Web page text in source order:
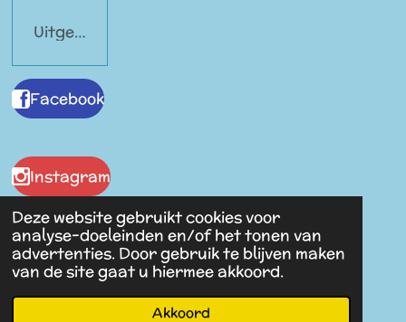
Deze website gebruikt cookies voor
analyse-doeleinden en/of het tonen van
advertenties. Door gebruik te blijven maken
van de site gaat u hiermee akkoord.
Akkoord
Uitgeschakeld
Facebook
Instagram
Malaika Antiques
© 2023 - 2026 Spullen van Vroeger
Powered byJouwWeb